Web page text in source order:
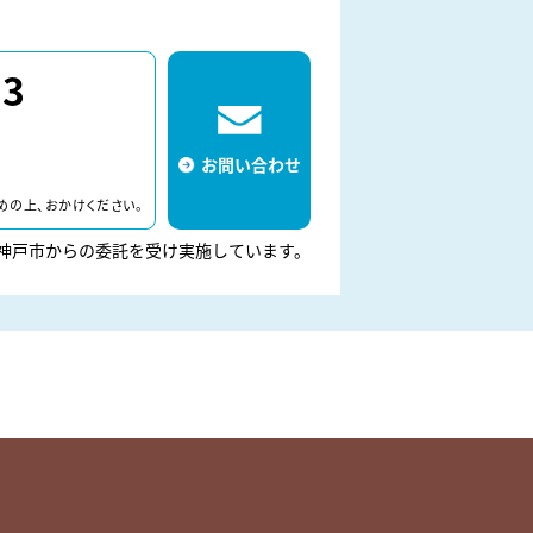
上、おかけください。
お問い合わせ
戸市からの委託を受け実施しています。